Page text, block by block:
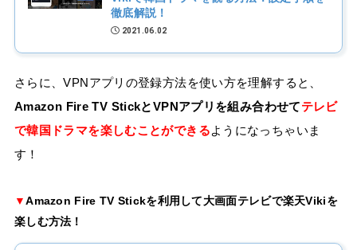
徹底解説！
2021.06.02
さらに、VPNアプリの登録方法を使い方を理解すると、
Amazon Fire TV StickとVPNアプリを組み合わせてテレビ
で韓国ドラマを楽しむことができるようになっちゃいま
す！
▼Amazon Fire TV Stickを利用して大画面テレビで楽天Vikiを
楽しむ方法！